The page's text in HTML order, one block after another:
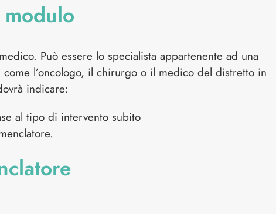
Può essere lo specialista appartenente ad una
l’oncologo, il chirurgo o il medico del distretto in
indicare:
al tipo di intervento subito